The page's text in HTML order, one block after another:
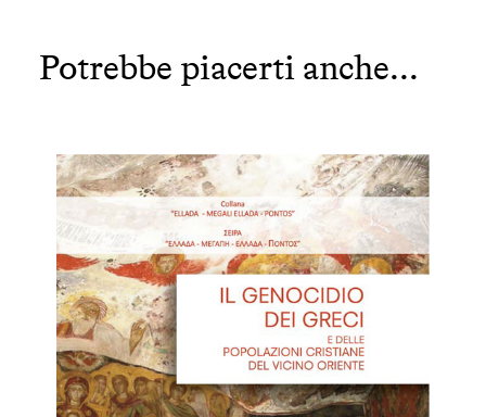
Potrebbe piacerti anche...